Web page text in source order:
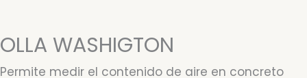
OLLA WASHIGTON
Permite medir el contenido de aire en concreto